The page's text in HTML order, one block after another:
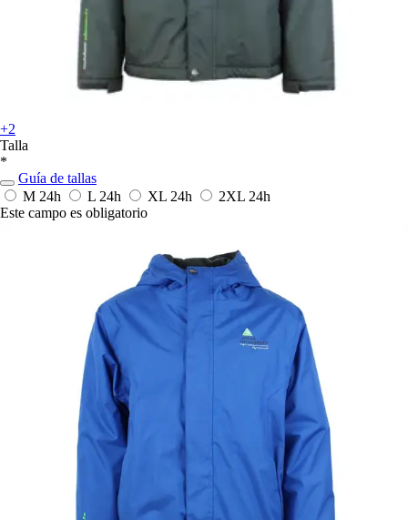
+2
Talla
*
Guía de tallas
M 24h L 24h XL 24h 2XL 24h
Este campo es obligatorio